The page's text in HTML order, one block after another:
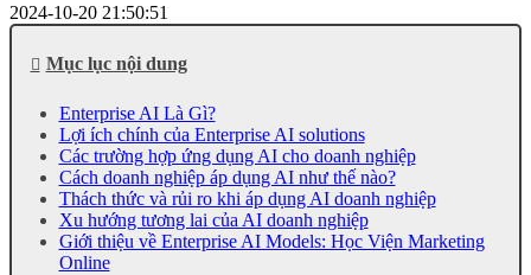
2024-10-20 21:50:51
Mục lục nội dung
Enterprise AI Là Gì?
Lợi ích chính của Enterprise AI solutions
Các trường hợp ứng dụng AI cho doanh nghiệp
Cách doanh nghiệp áp dụng AI như thế nào?
Thách thức và rủi ro khi áp dụng AI doanh nghiệp
Xu hướng tương lai của AI doanh nghiệp
Giới thiệu về Enterprise AI Models: Học Viện Marketing
Online